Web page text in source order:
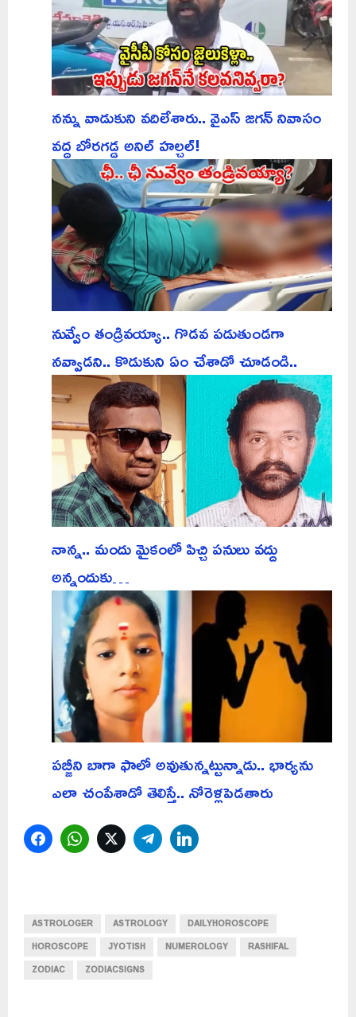
నన్ను వాడుకుని వదిలేశారు.. వైఎస్ జగన్ నివాసం
వద్ద బోరగడ్డ అనిల్ హల్చల్!
నువ్వేం తండ్రివయ్యా.. గొడవ పడుతుండగా
నవ్వాడని.. కొడుకుని ఏం చేశాడో చూడండి..
నాన్న.. మందు మైకంలో పిచ్చి పనులు వద్దు
అన్నందుకు…
పబ్జీని బాగా ఫాలో అవుతున్నట్టున్నాడు.. భార్యను
ఎలా చంపేశాడో తెలిస్తే.. నోరెళ్లపెడతారు
FacebookWhatsAppTwitterTelegram
ASTROLOGER ASTROLOGY
DAILYHOROSCOPE
HOROSCOPE
JYOTISH NUMEROLOGY
RASHIFAL
ZODIAC
ZODIACSIGNS